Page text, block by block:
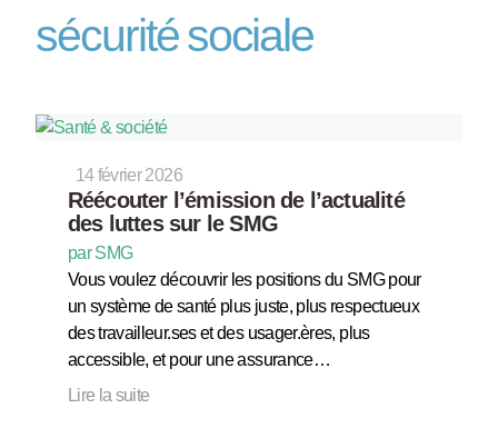
sécurité sociale
14 février 2026
Réécouter l’émission de l’actualité
des luttes sur le SMG
par SMG
Vous voulez découvrir les positions du SMG pour
un système de santé plus juste, plus respectueux
des travailleur.ses et des usager.ères, plus
accessible, et pour une assurance…
Lire la suite